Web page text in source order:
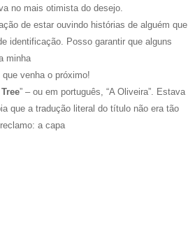
no mais otimista do desejo.
de estar ouvindo histórias de alguém que
identificação. Posso garantir que alguns
minha
venha o próximo!
” – ou em português, “A Oliveira”. Estava
que a tradução literal do título não era tão
a capa